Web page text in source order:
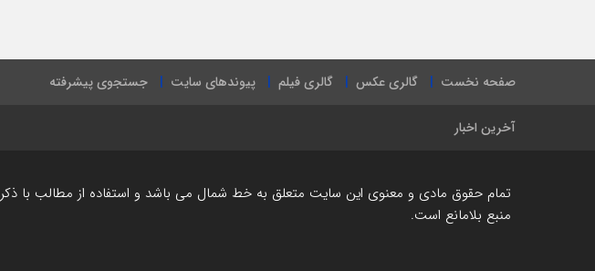
صفحه نخست گالری عکس گالری فیلم پیوندهای سایت جستجوی پیشرفته
آخرین اخبار
تمام حقوق مادی و معنوی این سایت متعلق به خط شمال می باشد و استفاده از مطالب با ذکر
منبع بلامانع است.